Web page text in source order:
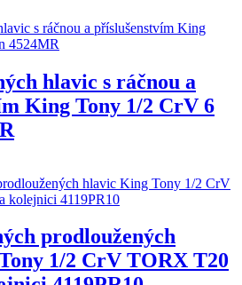
hlavic s ráčnou a
King Tony 1/2 CrV 6
prodloužených
1/2 CrV TORX T20